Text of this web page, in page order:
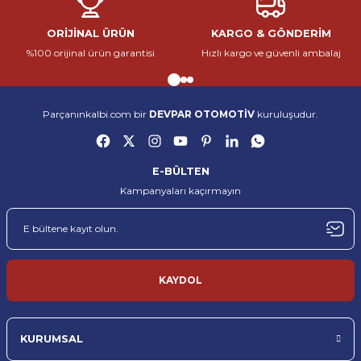
hem de servislerin tüm ihtiyaçlarına çözüm sunuyoruz.
Parçanınkalbi.com, otomotiv yedek parça sektöründe güvenilir, hızlı ve
kaliteli hizmet sunmak amacıyla kurulmuş öncü bir e-ticaret
parçaları en uygun fiyatlarla müşterilerimize ulaştırıyoruz.
Yedek parçanın sadece bir ürün değil, aracın kalbi olduğuna inanıyoruz. Bu
nedenle her siparişi, bir aracın yeniden hayata dönmesine katkı sağlayacak
önemli bir adım olarak görüyoruz. Geniş ürün yelpazemiz, uzman
hem de servislerin tüm ihtiyaçlarına çözüm sunuyoruz.
Parçanınkalbi.com, otomotiv yedek parça sektöründe güvenilir, hızlı ve
kaliteli hizmet sunmak amacıyla kurulmuş öncü bir e-ticaret
platformudur. Her marka ve model araca uygun, %100 orijinal yedek
Yedek parçanın sadece bir ürün değil, aracın kalbi olduğuna inanıyoruz. Bu
nedenle her siparişi, bir aracın yeniden hayata dönmesine katkı sağlayacak
ORİJİNAL ÜRÜN
%100 orijinal ürün garantisi
KARGO & GÖNDERİM
Hızlı kargo ve güvenli ambalaj
Parçanınkalbi.com bir DEVPAR OTOMOTİV kuruluşudur.
KURUMSAL
E-BÜLTEN
Kampanyaları kaçırmayın
KAYDOL